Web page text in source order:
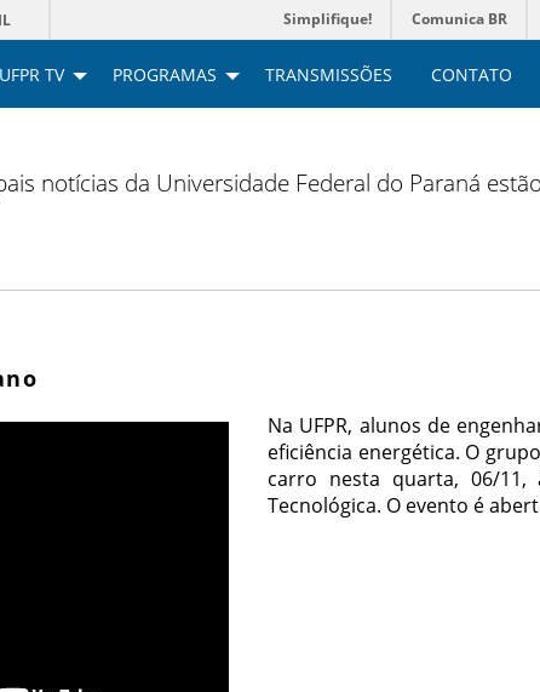
Simplifique! Comunica BR
TV PROGRAMAS TRANSMISSÕES CONTATO
notícias da Universidade Federal do Paraná
Na UFPR, alunos de
eficiência energética. O
carro nesta quarta, 06/
Tecnológica. O evento é